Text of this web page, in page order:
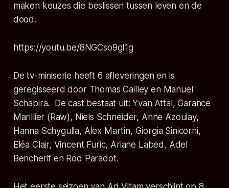
maken keuzes die beslissen tussen leven en de
dood.
https://youtu.be/8NGCso9gI1g
De tv-miniserie heeft 6 afleveringen en is
geregisseerd door Thomas Cailley en Manuel
Schapira. De cast bestaat uit: Yvan Attal, Garance
Marillier (Raw), Niels Schneider, Anne Azoulay,
Hanna Schygulla, Alex Martin, Giorgia Sinicorni,
Eléa Clair, Vincent Furic, Ariane Labed, Adel
Bencherif en Rod Paradot.